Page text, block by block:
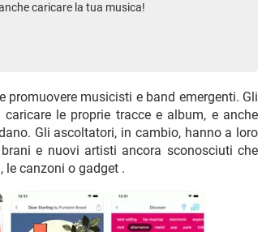
caricare la tua musica!
promuovere musicisti e band emergenti. Gli
le proprie tracce e album, e anche
Gli ascoltatori, in cambio, hanno a loro
e nuovi artisti ancora sconosciuti che
canzoni o gadget .